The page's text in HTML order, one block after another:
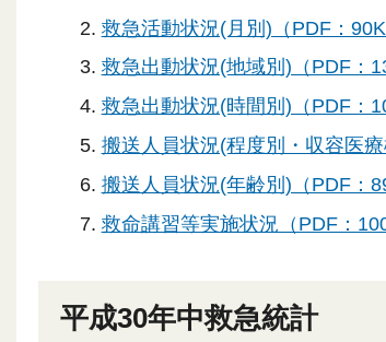
救急活動状況(月別)（PDF：
救急出動状況(地域別)（PDF：
救急出動状況(時間別)（PDF：
搬送人員状況(程度別・収容医療
搬送人員状況(年齢別)（PDF：
救命講習等実施状況（PDF：
平成30年中救急統計